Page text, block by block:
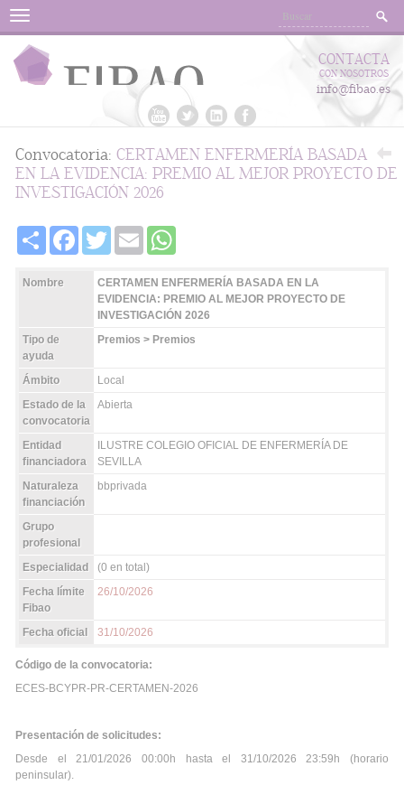
Menu
CONTACTA
CON NOSOTROS
info@fibao.es
Convocatoria: CERTAMEN ENFERMERÍA BASADA
EN LA EVIDENCIA: PREMIO AL MEJOR PROYECTO DE
INVESTIGACIÓN 2026
Share FacebookTwitter Email
Nombre
CERTAMEN ENFERMERÍA BASADA EN LA
EVIDENCIA: PREMIO AL MEJOR PROYECTO DE
INVESTIGACIÓN 2026
Tipo de
ayuda
Premios > Premios
Ámbito
Local
Estado de la
convocatoria
Abierta
Entidad
financiadora
ILUSTRE COLEGIO OFICIAL DE ENFERMERÍA DE
SEVILLA
Naturaleza
financiación
bbprivada
Grupo
profesional
Especialidad
(0 en total)
Fecha límite
Fibao
26/10/2026
Fecha oficial 31/10/2026
Código de la convocatoria:
ECES-BCYPR-PR-CERTAMEN-2026
Presentación de solicitudes:
Desde el 21/01/2026 00:00h hasta el 31/10/2026 23:59h (horario
peninsular).